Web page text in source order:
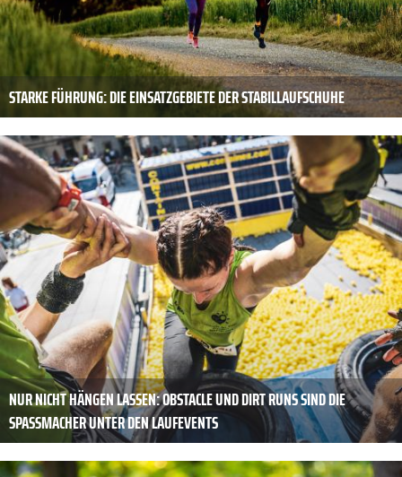
STARKE FÜHRUNG: DIE EINSATZGEBIETE DER STABILLAUFSCHUHE
NUR NICHT HÄNGEN LASSEN: OBSTACLE UND DIRT RUNS SIND DIE
SPASSMACHER UNTER DEN LAUFEVENTS